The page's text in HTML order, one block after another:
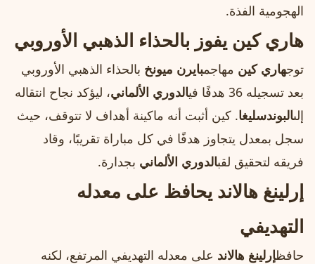
الهجومية الفذة.
هاري كين يفوز بالحذاء الذهبي الأوروبي
توجهاري كين مهاجمبايرن ميونخ بالحذاء الذهبي الأوروبي
بعد تسجيله 36 هدفًا في
الدوري الألماني، ليؤكد نجاح انتقاله
إلىالبوندسليغا. كين أثبت أنه ماكينة أهداف لا تتوقف، حيث
سجل بمعدل يتجاوز هدفًا في كل مباراة تقريبًا، وقاد
فريقه لتحقيق لقبالدوري الألماني بجدارة.
إرلينغ هالاند يحافظ على معدله
التهديفي
حافظإرلينغ هالاند على معدله التهديفي المرتفع، لكنه